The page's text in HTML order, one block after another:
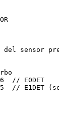
sensor
// E0DET
// E1DET